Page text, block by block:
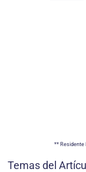
** Residente
Temas del